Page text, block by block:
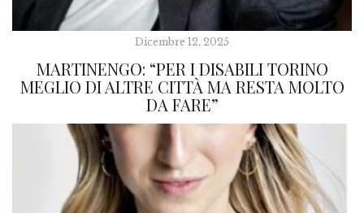
Dicembre 12, 2025
MARTINENGO: “PER I DISABILI TORINO
MEGLIO DI ALTRE CITTÀ MA RESTA MOLTO
DA FARE”